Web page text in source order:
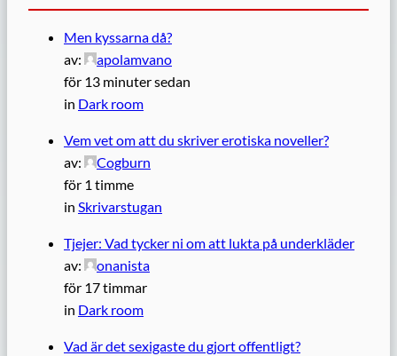
Men kyssarna då?
av:
apolamvano
för 13 minuter sedan
in Dark room
Vem vet om att du skriver erotiska noveller?
av:
Cogburn
för 1 timme
in Skrivarstugan
Tjejer: Vad tycker ni om att lukta på underkläder
av:
onanista
för 17 timmar
in Dark room
Vad är det sexigaste du gjort offentligt?